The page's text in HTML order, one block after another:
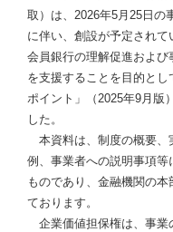
取）は、2026年5月25日の
に伴い、創設が予定されて
会員銀行の理解促進およ
を支援することを目的と
ポイント」（2025年9月版
した。
本資料は、制度の概要、
例、事業者への説明事項
ものであり、金融機関の
ております。
企業価値担保権は、事業